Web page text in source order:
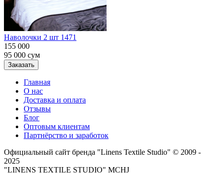
Наволочки 2 шт 1471
155 000
95 000 сум
Заказать
Главная
О нас
Доставка и оплата
Отзывы
Блог
Оптовым клиентам
Партнёрство и заработок
Официальный сайт бренда "Linens Textile Studio" © 2009 -
2025
"LINENS TEXTILE STUDIO" MCHJ